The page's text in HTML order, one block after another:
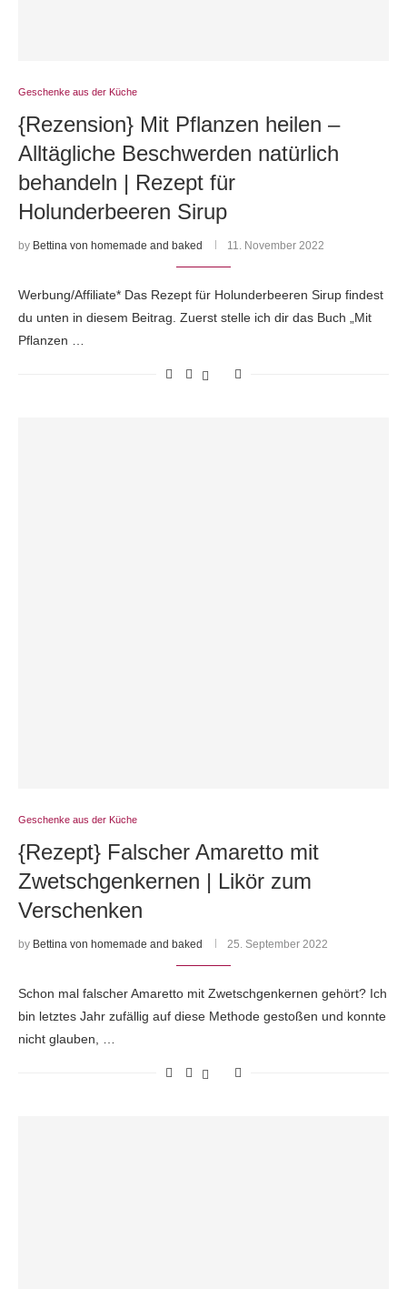
Geschenke aus der Küche
{Rezension} Mit Pflanzen heilen –
Alltägliche Beschwerden natürlich
behandeln | Rezept für
Holunderbeeren Sirup
by Bettina von homemade and baked 11. November 2022
Werbung/Affiliate* Das Rezept für Holunderbeeren Sirup findest
du unten in diesem Beitrag. Zuerst stelle ich dir das Buch „Mit
Pflanzen …
Geschenke aus der Küche
{Rezept} Falscher Amaretto mit
Zwetschgenkernen | Likör zum
Verschenken
by Bettina von homemade and baked 25. September 2022
Schon mal falscher Amaretto mit Zwetschgenkernen gehört? Ich
bin letztes Jahr zufällig auf diese Methode gestoßen und konnte
nicht glauben, …